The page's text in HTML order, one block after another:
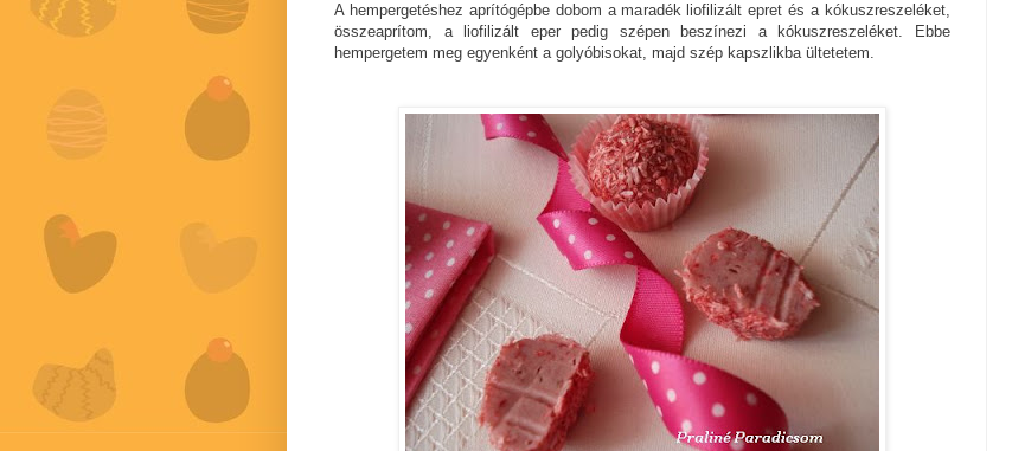
A hempergetéshez aprítógépbe dobom a maradék liofilizált epret és a kókuszreszeléket,
összeaprítom, a liofilizált eper pedig szépen beszínezi a kókuszreszeléket. Ebbe
hempergetem meg egyenként a golyóbisokat, majd szép kapszlikba ültetetem.